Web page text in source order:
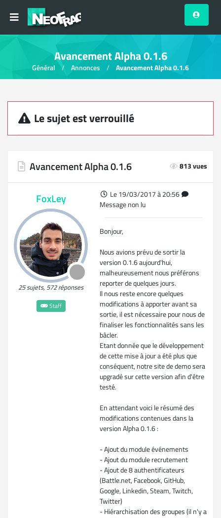
Avancement Alpha 0.1.6
Général Annonces Avancement Alpha 0.1.6
Le sujet est verrouillé
813 vues
Avancement Alpha 0.1.6
FoxLey
25 sujets, 572 réponses
Staff
Le 19/03/2017 à 20:56
Message non lu
Bonjour,
Nous avions prévu de sortir la
version 0.1.6 aujourd'hui,
malheureusement nous préférons
reporter de quelques jours.
Il nous reste encore quelques
modifications à apporter avant sa
sortie, il est nécessaire pour nous de
finaliser les fonctionnalités sans les
bâcler.
Etant donnée que le développement
de cette mise à jour a été plus que
conséquent, notre site de demo sera
upgradé sur cette version afin d'être
testé.
En attendant voici le résumé des
modifications contenues dans la
version Alpha 0.1.6 :
- Ajout du module événements
- Ajout du module recrutement
- Ajout de 8 authentificateurs
(Battle.net, Facebook, GitHub,
Google, Linkedin, Steam, Twitch,
Twitter)
- Hiérarchisation des groupes (il n'y a